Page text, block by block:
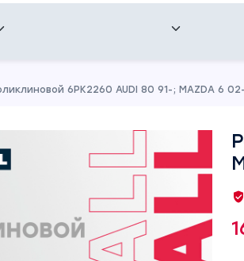
6PK2260 AUDI 80 91-; MAZDA 6 02-;